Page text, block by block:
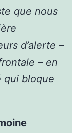
que nous
d’alerte –
– en
qui bloque